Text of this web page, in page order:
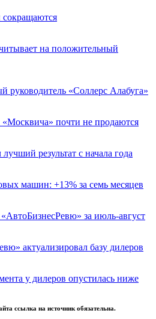
сокращаются
на положительный
руководитель «Соллерс Алабуга»
почти не продаются
результат с начала года
машин: +13% за семь месяцев
за июль-август
актуализировал базу дилеров
у дилеров опустилась ниже
ссылка на источник обязательна.